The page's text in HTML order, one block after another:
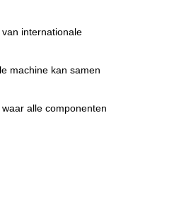
internationale
machine kan samen
alle componenten